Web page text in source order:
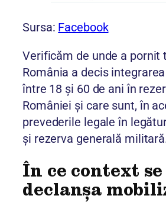
Sursa: Facebook
Verificăm de unde a pornit
România a decis
între 18 și 60 de ani în
României și care sunt, în
prevederile legale în
și rezerva generală
În ce context
declanșa